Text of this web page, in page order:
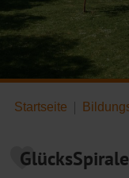
Startseite
GlücksSpirale